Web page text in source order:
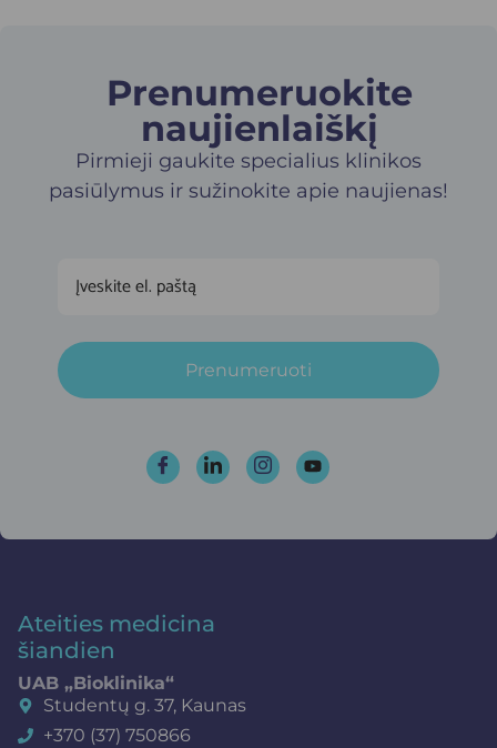
Prenumeruokite
naujienlaiškį​
Pirmieji gaukite specialius klinikos
pasiūlymus ir sužinokite apie naujienas!
Prenumeruoti
Ateities medicina
šiandien
UAB „Bioklinika“
Studentų g. 37, Kaunas
+370 (37) 750866